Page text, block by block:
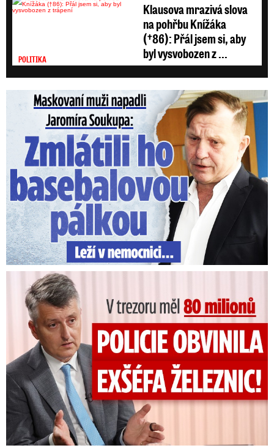
POLITIKA
Klausova mrazivá slova
na pohřbu Knížáka
(†86): Přál jsem si, aby
byl vysvobozen z ...
Maskovaní muži napadli Jaromíra Soukupa: Krvavá nakládačka
V trezoru měl 80 milionů: Policie obvinila exšéfa železnic!